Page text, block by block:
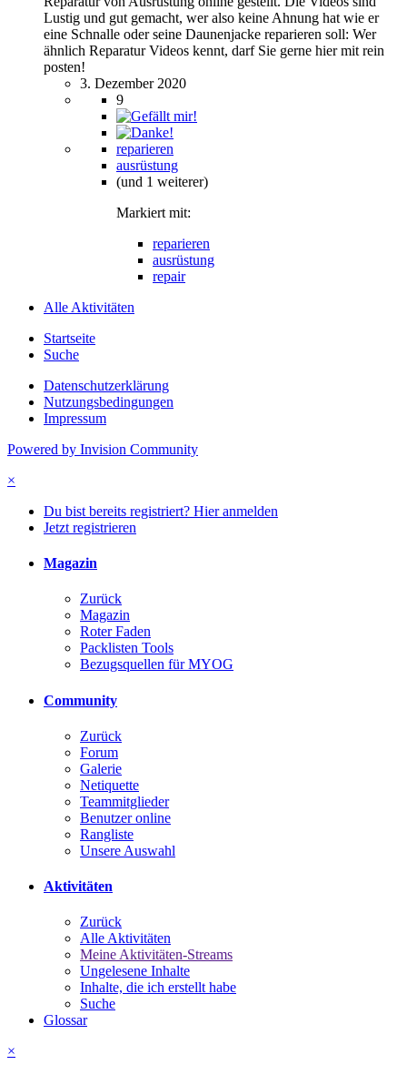
Lustig und gut gemacht, wer also keine Ahnung hat wie er
eine Schnalle oder seine Daunenjacke reparieren soll: Wer
ähnlich Reparatur Videos kennt, darf Sie gerne hier mit rein
posten!
3. Dezember 2020
9
reparieren
ausrüstung
(und 1 weiterer)
Markiert mit:
reparieren
ausrüstung
repair
Alle Aktivitäten
Startseite
Suche
Datenschutzerklärung
Nutzungsbedingungen
Impressum
Powered by Invision Community
×
Du bist bereits registriert? Hier anmelden
Jetzt registrieren
Magazin
Zurück
Magazin
Roter Faden
Packlisten Tools
Bezugsquellen für MYOG
Community
Zurück
Forum
Galerie
Netiquette
Teammitglieder
Benutzer online
Rangliste
Unsere Auswahl
Aktivitäten
Zurück
Alle Aktivitäten
Meine Aktivitäten-Streams
Ungelesene Inhalte
Inhalte, die ich erstellt habe
Suche
Glossar
×